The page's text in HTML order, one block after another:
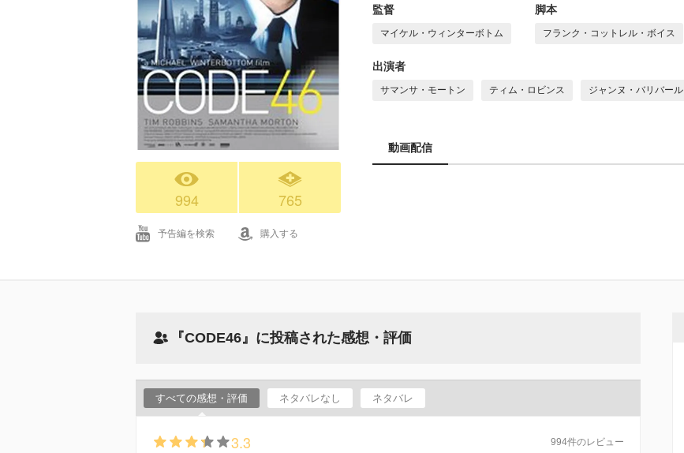
994 765
予告編を検索 購入する
監督
マイケル・ウィンターボトム
脚本
フランク・コットレル・ボイス
出演者
サマンサ・モートン ティム・ロビンス ジャンヌ・バリバール
動画配信
『CODE46』に投稿された感想・評価
すべての感想・評価 ネタバレなし ネタバレ
3.3 994件のレビュー